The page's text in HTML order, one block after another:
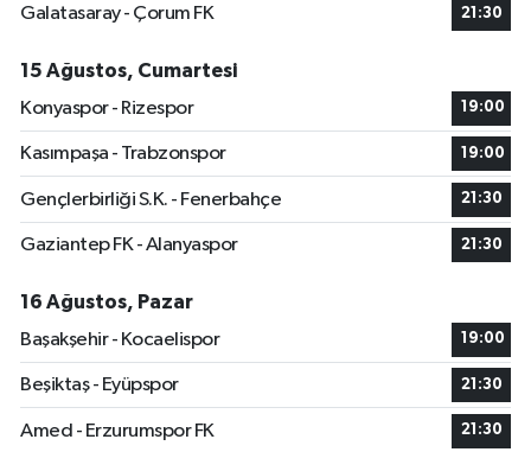
Galatasaray - Çorum FK
21:30
15 Ağustos, Cumartesi
Konyaspor - Rizespor
19:00
Kasımpaşa - Trabzonspor 19:00
Gençlerbirliği S.K. - Fenerbahçe 21:30
Gaziantep FK - Alanyaspor 21:30
16 Ağustos, Pazar
Başakşehir - Kocaelispor
19:00
Beşiktaş - Eyüpspor 21:30
Amed - Erzurumspor FK 21:30